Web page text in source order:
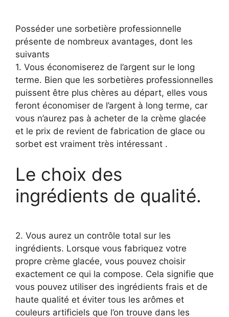
Posséder une sorbetière professionnelle
présente de nombreux avantages, dont les
suivants
1. Vous économiserez de l’argent sur le long
terme. Bien que les sorbetières professionnelles
puissent être plus chères au départ, elles vous
feront économiser de l’argent à long terme, car
vous n’aurez pas à acheter de la crème glacée
et le prix de revient de fabrication de glace ou
sorbet est vraiment très intéressant .
Le choix des
ingrédients de qualité.
2. Vous aurez un contrôle total sur les
ingrédients. Lorsque vous fabriquez votre
propre crème glacée, vous pouvez choisir
exactement ce qui la compose. Cela signifie que
vous pouvez utiliser des ingrédients frais et de
haute qualité et éviter tous les arômes et
couleurs artificiels que l’on trouve dans les